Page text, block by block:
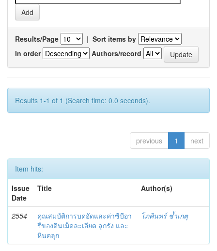
Results/Page | Sort items by
In order
Authors/record
Results 1-1 of 1 (Search time: 0.0 seconds).
previous 1 next
Item hits:
Issue
Date
Title Author(s)
2554
คุณสมบัติการบดอัดและค่าซีบีอา
รืของดินเม็ดละเอียด ลูกรัง และ
หินคลุก
โภคินทร์ ช้ำเกตุ